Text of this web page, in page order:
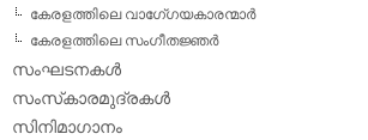
കേരളത്തിലെ വാഗേ്ഗയകാരന്മാര്‍
കേരളത്തിലെ സംഗീതജ്ഞര്‍
സംഘടനകള്‍
സംസ്‌കാരമുദ്രകള്‍
സിനിമാഗാനം